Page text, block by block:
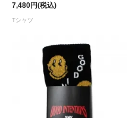
7,480円(税込)
Tシャツ